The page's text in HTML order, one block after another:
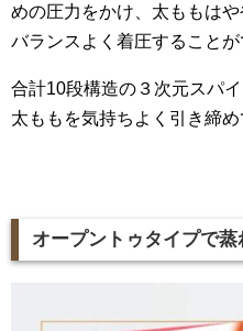
めの圧力をかけ、太ももは
バランスよく着圧すること
合計10段構造の３次元スパ
太ももを気持ちよく引き締め
オープントゥタイプで蒸